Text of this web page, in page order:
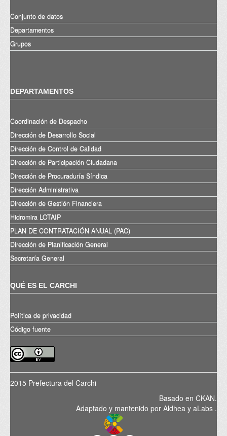
Conjunto de datos
Departamentos
Grupos
DEPARTAMENTOS
Coordinación de Despacho
Dirección de Desarrollo Social
Dirección de Control de Calidad
Dirección de Participación Ciudadana
Dirección de Procuraduría Síndica
Dirección Administrativa
Dirección de Gestión Financiera
Hidromira LOTAIP
PLAN DE CONTRATACIÓN ANUAL (PAC)
Dirección de Planificación General
Secretaría General
QUÉ ES EL CARCHI
Política de privacidad
Código fuente
2015 Prefectura del Carchi
Basado en CKAN.
Adaptado y mantenido por Aldhea y aLabs .